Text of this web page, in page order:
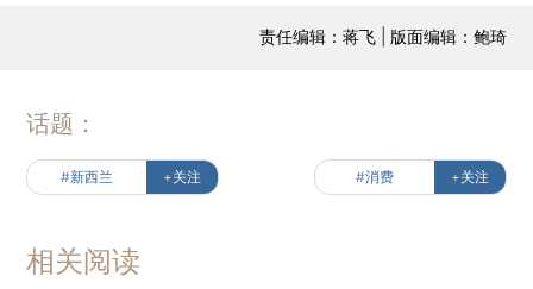
责任编辑：蒋飞 | 版面编辑：鲍琦
话题：
#新西兰 +关注 #消费 +关注
相关阅读